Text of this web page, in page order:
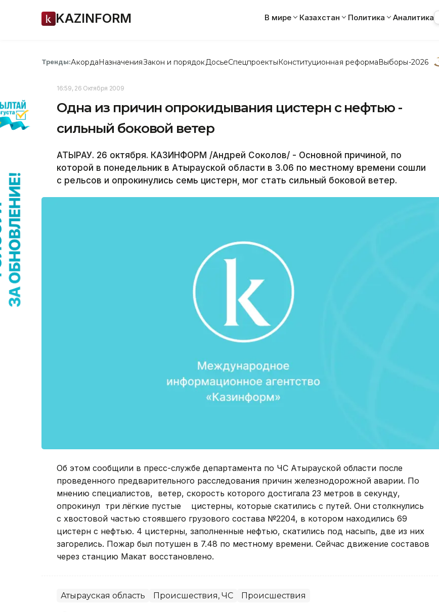
KAZINFORM В мире Казахстан Политика Аналитика
Тренды:АкордаНазначенияЗакон и порядок ДосьеСпецпроектыКонституционная реформаВыборы-2026
16:59, 26 Октября 2009
Одна из причин опрокидывания цистерн с нефтью -
сильный боковой ветер
АТЫРАУ. 26 октября. КАЗИНФОРМ /Андрей Соколов/ - Основной причиной, по
которой в понедельник в Атырауской области в 3.06 по местному времени сошли
с рельсов и опрокинулись семь цистерн, мог стать сильный боковой ветер.
Об этом сообщили в пресс-службе департамента по ЧС Атырауской области после
проведенного предварительного расследования причин железнодорожной аварии. По
мнению специалистов, ветер, скорость которого достигала 23 метров в секунду,
опрокинул три лёгкие пустые цистерны, которые скатились с путей. Они столкнулись
с хвостовой частью стоявшего грузового состава №2204, в котором находились 69
цистерн с нефтью. 4 цистерны, заполненные нефтью, скатились под насыпь, две из них
загорелись. Пожар был потушен в 7.48 по местному времени. Сейчас движение составов
через станцию Макат восстановлено.
Атырауская область Происшествия, ЧС Происшествия